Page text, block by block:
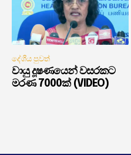
දේශීය පුවත්
වායු දූෂණයෙන් වසරකට
මරණ 7000ක් (VIDEO)